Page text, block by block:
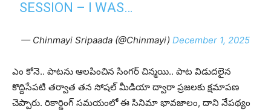
SESSION – I WAS…
— Chinmayi Sripaada (@Chinmayi) December 1, 2025
ఎం కోనె.. పాట‌ను ఆల‌పించిన సింగ‌ర్ చిన్మయి.. పాట విడుదలైన
కొద్దిసేపటి తర్వాత త‌న సోష‌ల్ మీడియా ద్వారా ప్రజలకు క్షమాపణ
చెప్పారు. రికార్డింగ్ సమయంలో ఈ సినిమా భావజాలం, దాని నేప‌థ్యం